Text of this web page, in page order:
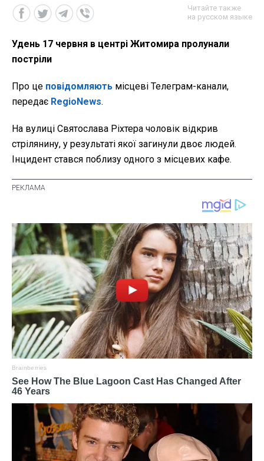
Читайте также
на русском языке
Удень 17 червня в центрі Житомира пролунали
постріли
Про це повідомляють місцеві Телеграм-канали,
передає RegioNews.
На вулиці Святослава Ріхтера чоловік відкрив
стрілянину, у результаті якої загинули двоє людей.
Інцидент стався поблизу одного з місцевих кафе.